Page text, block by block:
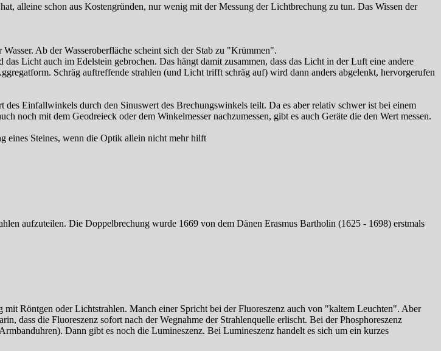
alleine schon aus Kostengründen, nur wenig mit der Messung der Lichtbrechung zu tun. Das Wissen der
Ab der Wasseroberfläche scheint sich der Stab zu "Krümmen".
Licht auch im Edelstein gebrochen. Das hängt damit zusammen, dass das Licht in der Luft eine andere
Schräg auftreffende strahlen (und Licht trifft schräg auf) wird dann anders abgelenkt, hervorgerufen
Einfallwinkels durch den Sinuswert des Brechungswinkels teilt. Da es aber relativ schwer ist bei einem
noch mit dem Geodreieck oder dem Winkelmesser nachzumessen, gibt es auch Geräte die den Wert messen.
eines Steines, wenn die Optik allein nicht mehr hilft
aufzuteilen. Die Doppelbrechung wurde 1669 von dem Dänen Erasmus Bartholin (1625 - 1698) erstmals
Röntgen oder Lichtstrahlen. Manch einer Spricht bei der Fluoreszenz auch von "kaltem Leuchten". Aber
dass die Fluoreszenz sofort nach der Wegnahme der Strahlenquelle erlischt. Bei der Phosphoreszenz
Dann gibt es noch die Lumineszenz. Bei Lumineszenz handelt es sich um ein kurzes